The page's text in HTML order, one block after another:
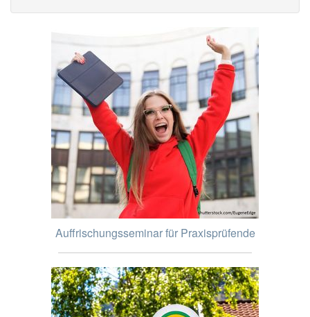
Auffrischungsseminar für Praxisprüfende